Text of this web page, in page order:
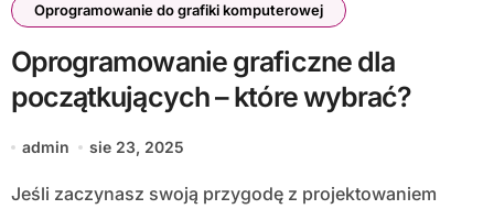
Oprogramowanie do grafiki komputerowej
Oprogramowanie graficzne dla
początkujących – które wybrać?
admin sie 23, 2025
Jeśli zaczynasz swoją przygodę z projektowaniem